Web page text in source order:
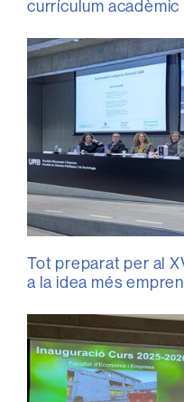
currículum acadèmic
Tot preparat per al
a la idea més